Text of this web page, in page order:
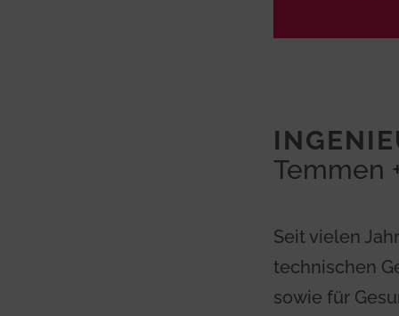
Temmen
Seit vielen
technischen
sowie für